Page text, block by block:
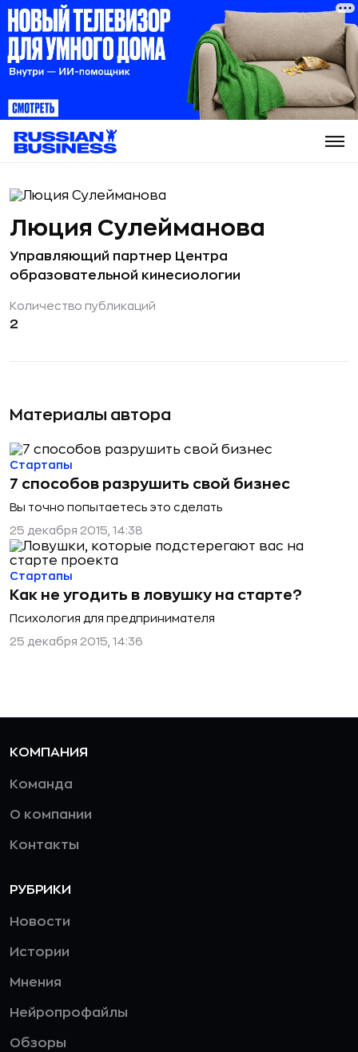
Материалы автора
7 способов разрушить свой бизнес
Вы точно попытаетесь это сделать
Стартапы
25 декабря 2015, 14:38
Как не угодить в ловушку на старте?
Психология для предпринимателя
Стартапы
25 декабря 2015, 14:36
Люция Сулейманова
Управляющий партнер Центра
образовательной кинесиологии
Количество публикаций
2
КОМПАНИЯ
Команда
О компании
Контакты
РУБРИКИ
Новости
Истории
Мнения
Нейропрофайлы
Обзоры